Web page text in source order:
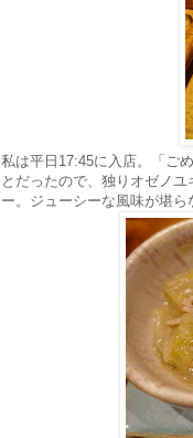
私は平日17:45に入店。「ご
とだったので、独りオゼノ
ー。ジューシーな風味が堪ら